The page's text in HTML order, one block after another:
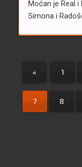
Moćan je Real i
Simona i
« 1
7 8